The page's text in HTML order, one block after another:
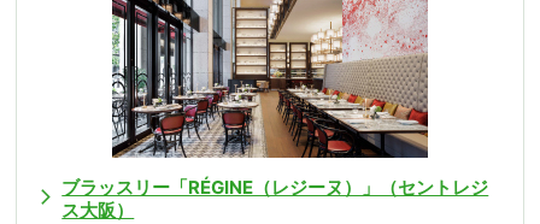
ブラッスリー「RÉGINE（レジーヌ）」（セントレジ
ス大阪）